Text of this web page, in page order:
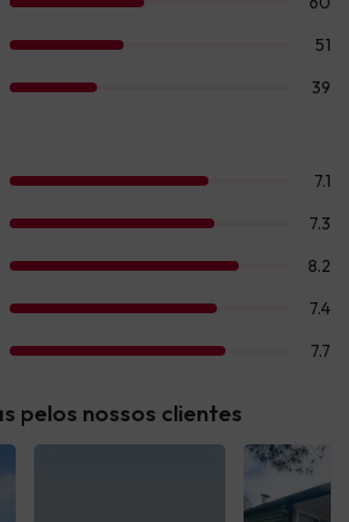
pelos nossos clientes